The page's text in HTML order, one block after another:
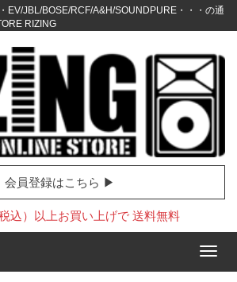
EV/JBL/BOSE/RCF/A&H/SOUNDPURE・・・の通
RIZING
会員登録はこちら ▶
込）以上お買い上げで 送料無料